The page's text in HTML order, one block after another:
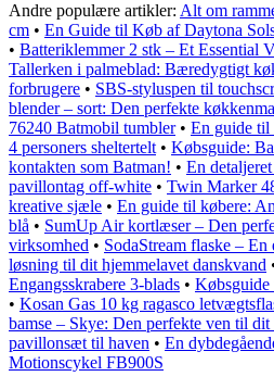
Andre populære artikler: Alt om
cm • En Guide til Køb af Daytona
• Batteriklemmer 2 stk – Et Essential
Tallerken i palmeblad: Bæredygtigt
forbrugere • SBS-styluspen til
blender – sort: Den perfekte
76240 Batmobil tumbler• En guide til
4 personers sheltertelt • Købsguide:
kontakten som Batman! • En
pavillontag off-white • Twin Marker
kreative sjæle • En guide til købere:
blå • SumUp Air kortlæser – Den
virksomhed • SodaStream flaske –
løsning til dit hjemmelavet danskvand
Engangsskrabere 3-blads • Købsguide
• Kosan Gas 10 kg ragasco
bamse – Skye: Den perfekte ven til dit
pavillonsæt til haven • En
Motionscykel FB900S